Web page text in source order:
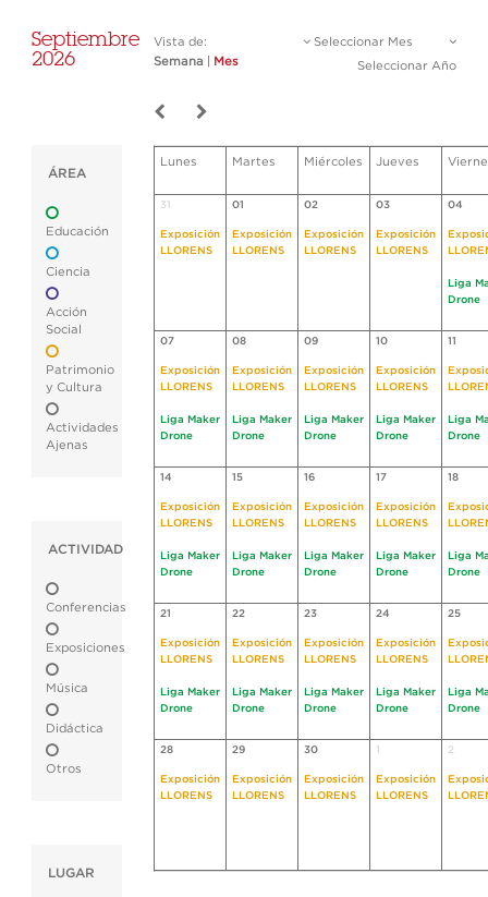
Septiembre
2026
Vista de:
Semana
Mes
Seleccionar Mes
Seleccionar Año
ÁREA
Educación
Ciencia
Acción
Social
Patrimonio
y Cultura
Actividades
Ajenas
ACTIVIDAD
Conferencias
Exposiciones
Música
Didáctica
Otros
LUGAR
Lunes Martes Miércoles Jueves
31
Exposición
LLORENS
01
Exposición
LLORENS
02
Exposición
LLORENS
03
Exposición
LLORENS
04
Liga
Drone
07
Exposición
LLORENS
Liga Maker
Drone
08
Exposición
LLORENS
Liga Maker
Drone
09
Exposición
LLORENS
Liga Maker
Drone
10
Exposición
LLORENS
Liga Maker
Drone
11
Liga
Drone
14
Exposición
LLORENS
Liga Maker
Drone
15
Exposición
LLORENS
Liga Maker
Drone
16
Exposición
LLORENS
Liga Maker
Drone
17
Exposición
LLORENS
Liga Maker
Drone
18
Liga
Drone
21
Exposición
LLORENS
Liga Maker
Drone
22
Exposición
LLORENS
Liga Maker
Drone
23
Exposición
LLORENS
Liga Maker
Drone
24
Exposición
LLORENS
Liga Maker
Drone
25
Liga
Drone
28
Exposición
LLORENS
29
Exposición
LLORENS
30
Exposición
LLORENS
Exposición
LLORENS
2